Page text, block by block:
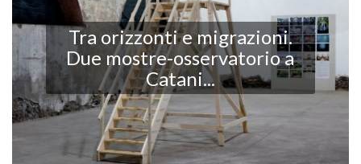
Tra orizzonti e migrazioni.
Due mostre-osservatorio a
Catani...